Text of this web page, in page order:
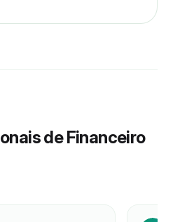
de Financeiro